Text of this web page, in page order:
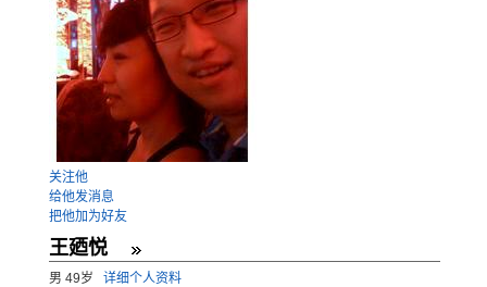
关注他
给他发消息
把他加为好友
王廼悦
男 49岁 详细个人资料